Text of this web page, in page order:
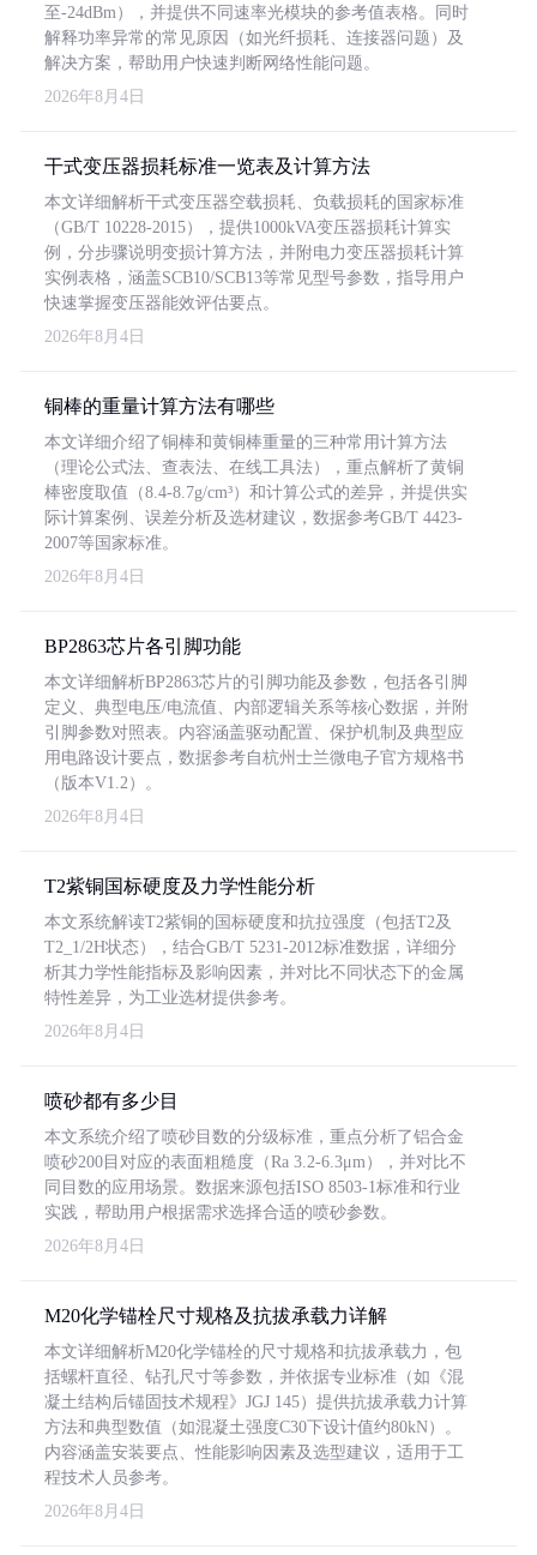
至-24dBm），并提供不同速率光模块的参考值表格。同时
解释功率异常的常见原因（如光纤损耗、连接器问题）及
解决方案，帮助用户快速判断网络性能问题。
2026年8月4日
干式变压器损耗标准一览表及计算方法
本文详细解析干式变压器空载损耗、负载损耗的国家标准
（GB/T 10228-2015），提供1000kVA变压器损耗计算实
例，分步骤说明变损计算方法，并附电力变压器损耗计算
实例表格，涵盖SCB10/SCB13等常见型号参数，指导用户
快速掌握变压器能效评估要点。
2026年8月4日
铜棒的重量计算方法有哪些
本文详细介绍了铜棒和黄铜棒重量的三种常用计算方法
（理论公式法、查表法、在线工具法），重点解析了黄铜
棒密度取值（8.4-8.7g/cm³）和计算公式的差异，并提供实
际计算案例、误差分析及选材建议，数据参考GB/T 4423-
2007等国家标准。
2026年8月4日
BP2863芯片各引脚功能
本文详细解析BP2863芯片的引脚功能及参数，包括各引脚
定义、典型电压/电流值、内部逻辑关系等核心数据，并附
引脚参数对照表。内容涵盖驱动配置、保护机制及典型应
用电路设计要点，数据参考自杭州士兰微电子官方规格书
（版本V1.2）。
2026年8月4日
T2紫铜国标硬度及力学性能分析
本文系统解读T2紫铜的国标硬度和抗拉强度（包括T2及
T2_1/2H状态），结合GB/T 5231-2012标准数据，详细分
析其力学性能指标及影响因素，并对比不同状态下的金属
特性差异，为工业选材提供参考。
2026年8月4日
喷砂都有多少目
本文系统介绍了喷砂目数的分级标准，重点分析了铝合金
喷砂200目对应的表面粗糙度（Ra 3.2-6.3μm），并对比不
同目数的应用场景。数据来源包括ISO 8503-1标准和行业
实践，帮助用户根据需求选择合适的喷砂参数。
2026年8月4日
M20化学锚栓尺寸规格及抗拔承载力详解
本文详细解析M20化学锚栓的尺寸规格和抗拔承载力，包
括螺杆直径、钻孔尺寸等参数，并依据专业标准（如《混
凝土结构后锚固技术规程》JGJ 145）提供抗拔承载力计算
方法和典型数值（如混凝土强度C30下设计值约80kN）。
内容涵盖安装要点、性能影响因素及选型建议，适用于工
程技术人员参考。
2026年8月4日